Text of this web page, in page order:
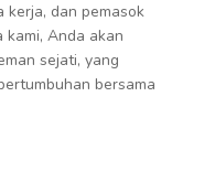
kerja, dan pemasok
kami, Anda akan
sejati, yang
bersama